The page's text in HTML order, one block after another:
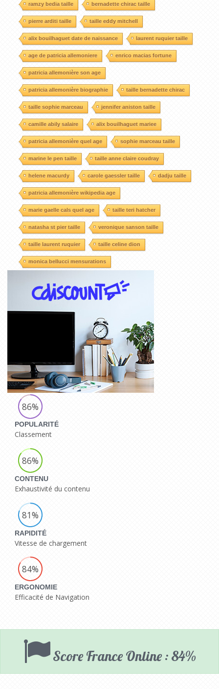
ramzy bedia taille bernadette chirac taille
pierre arditi taille taille eddy mitchell
alix bouilhaguet date de naissance laurent ruquier taille
age de patricia allemoniere enrico macias fortune
patricia allemonière son age
patricia allemonière biographie taille bernadette chirac
taille sophie marceau jennifer aniston taille
camille abily salaire alix bouilhaguet mariee
patricia allemonière quel age sophie marceau taille
marine le pen taille taille anne claire coudray
helene macurdy carole gaessler taille dadju taille
patricia allemonière wikipedia age
marie gaelle cals quel age taille teri hatcher
natasha st pier taille veronique sanson taille
taille laurent ruquier taille celine dion
monica bellucci mensurations
86%
POPULARITÉ
Classement
86%
CONTENU
Exhaustivité du contenu
81%
RAPIDITÉ
Vitesse de chargement
84%
ERGONOMIE
Efficacité de Navigation
Score France Online : 84%